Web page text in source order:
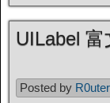
UILabel
Posted by R0uter